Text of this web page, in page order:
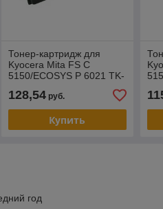
Тонер-картридж для
Kyocera Mita FS C
5150/ECOSYS P 6021 TK-
128,54руб.
Купить
год